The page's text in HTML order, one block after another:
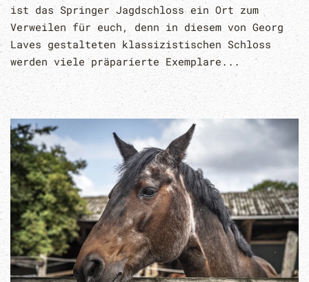
ist das Springer Jagdschloss ein Ort zum
Verweilen für euch, denn in diesem von Georg
Laves gestalteten klassizistischen Schloss
werden viele präparierte Exemplare...